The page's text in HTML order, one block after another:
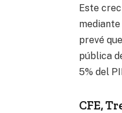
Este
prevé
pública
5% del
CFE,